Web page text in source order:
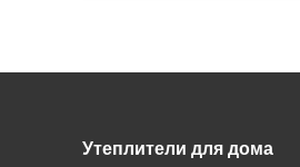
Утеплители для дома